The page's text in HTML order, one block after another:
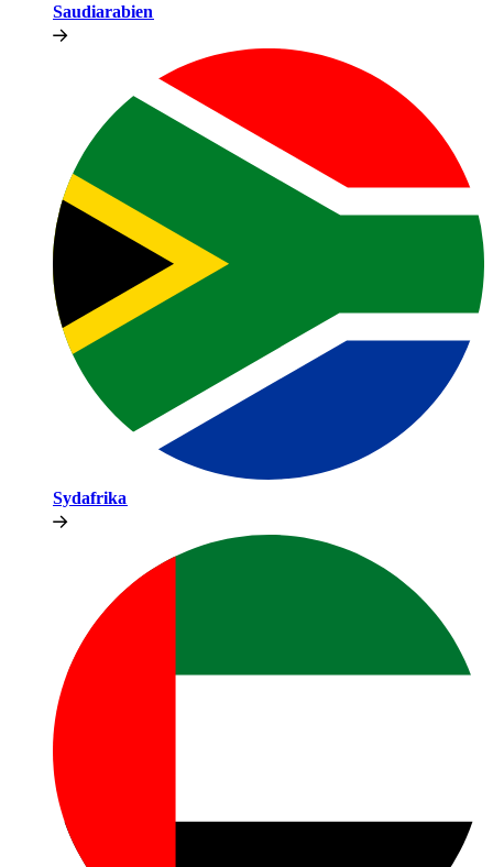
Saudiarabien​​
Sydafrika​​